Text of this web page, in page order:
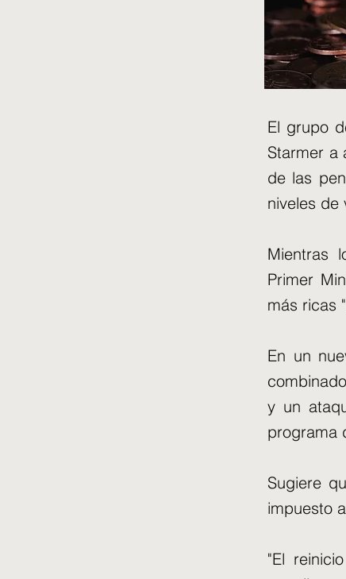
El grupo
Starmer a
de las
niveles de
Mientras
Primer
más ricas
En un
y un
programa
Sugiere
impuesto
"El